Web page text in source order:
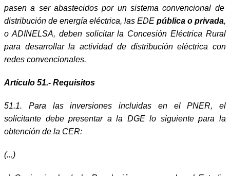
pasen a ser abastecidos por un sistema convencional de
distribución de energía eléctrica, las EDE pública o privada,
o ADINELSA, deben solicitar la Concesión Eléctrica Rural
para desarrollar la actividad de distribución eléctrica con
redes convencionales.
Artículo 51.- Requisitos
51.1. Para las inversiones incluidas en el PNER, el
solicitante debe presentar a la DGE lo siguiente para la
obtención de la CER:
(...)